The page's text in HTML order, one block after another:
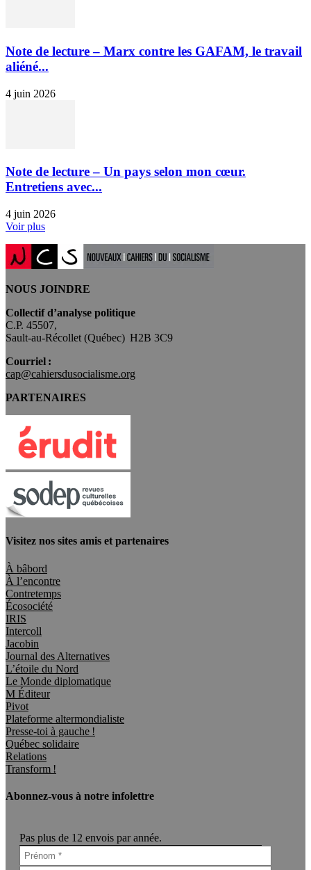
Note de lecture – Marx contre les GAFAM, le travail
aliéné...
4 juin 2026
Note de lecture – Un pays selon mon cœur.
Entretiens avec...
4 juin 2026
Voir plus
NOUS JOINDRE
Collectif d’analyse politique
C.P. 45507,
Sault-au-Récollet (Québec) H2B 3C9
Courriel :
cap@cahiersdusocialisme.org
PARTENAIRES
Visitez nos sites amis et partenaires
À bâbord
À l’encontre
Contretemps
Écosociété
IRIS
Intercoll
Jacobin
Journal des Alternatives
L’étoile du Nord
Le Monde diplomatique
M Éditeur
Pivot
Plateforme altermondialiste
Presse-toi à gauche !
Québec solidaire
Relations
Transform !
Abonnez-vous à notre infolettre
Pas plus de 12 envois par année.